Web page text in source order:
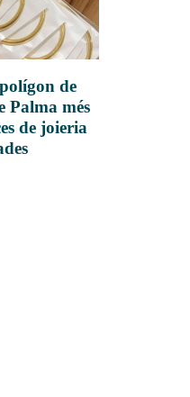
de
Palma més
de joieria